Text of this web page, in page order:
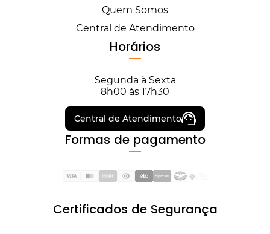
Quem Somos
Central de Atendimento
Horários
Segunda à Sexta
8h00 às 17h30
Central de Atendimento
Formas de pagamento
Certificados de Segurança